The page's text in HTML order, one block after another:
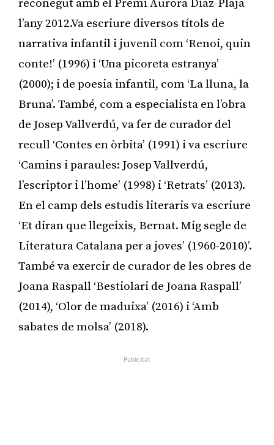
reconegut amb el Premi Aurora Diaz-Plaja
l’any 2012.Va escriure diversos títols de
narrativa infantil i juvenil com ‘Renoi, quin
conte!’ (1996) i ‘Una picoreta estranya’
(2000); i de poesia infantil, com ‘La lluna, la
Bruna’. També, com a especialista en l’obra
de Josep Vallverdú, va fer de curador del
recull ‘Contes en òrbita’ (1991) i va escriure
‘Camins i paraules: Josep Vallverdú,
l’escriptor i l’home’ (1998) i ‘Retrats’ (2013).
En el camp dels estudis literaris va escriure
‘Et diran que llegeixis, Bernat. Mig segle de
Literatura Catalana per a joves’ (1960-2010)’.
També va exercir de curador de les obres de
Joana Raspall ‘Bestiolari de Joana Raspall’
(2014), ‘Olor de maduixa’ (2016) i ‘Amb
sabates de molsa’ (2018).
Publicitat